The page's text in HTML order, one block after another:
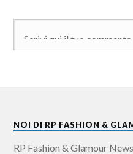
NOI DI RP FASHION &
RP Fashion & Glamour